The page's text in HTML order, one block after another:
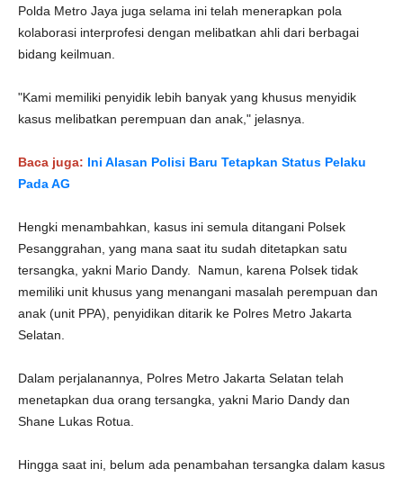
Polda Metro Jaya juga selama ini telah menerapkan pola
kolaborasi interprofesi dengan melibatkan ahli dari berbagai
bidang keilmuan.
"Kami memiliki penyidik lebih banyak yang khusus menyidik
kasus melibatkan perempuan dan anak," jelasnya.
Baca juga: Ini Alasan Polisi Baru Tetapkan Status Pelaku
Pada AG
Hengki menambahkan, kasus ini semula ditangani Polsek
Pesanggrahan, yang mana saat itu sudah ditetapkan satu
tersangka, yakni Mario Dandy. Namun, karena Polsek tidak
memiliki unit khusus yang menangani masalah perempuan dan
anak (unit PPA), penyidikan ditarik ke Polres Metro Jakarta
Selatan.
Dalam perjalanannya, Polres Metro Jakarta Selatan telah
menetapkan dua orang tersangka, yakni Mario Dandy dan
Shane Lukas Rotua.
Hingga saat ini, belum ada penambahan tersangka dalam kasus